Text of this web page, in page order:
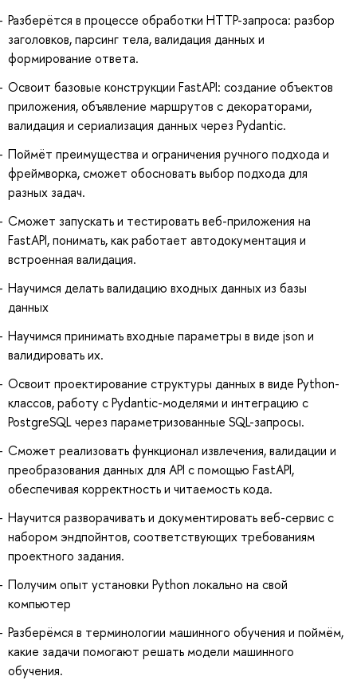
Разберётся в процессе обработки HTTP-запроса: разбор
заголовков, парсинг тела, валидация данных и
формирование ответа.
Освоит базовые конструкции FastAPI: создание объектов
приложения, объявление маршрутов с декораторами,
валидация и сериализация данных через Pydantic.
Поймёт преимущества и ограничения ручного подхода и
фреймворка, сможет обосновать выбор подхода для
разных задач.
Сможет запускать и тестировать веб-приложения на
FastAPI, понимать, как работает автодокументация и
встроенная валидация.
Научимся делать валидацию входных данных из базы
данных
Научимся принимать входные параметры в виде json и
валидировать их.
Освоит проектирование структуры данных в виде Python-
классов, работу с Pydantic-моделями и интеграцию с
PostgreSQL через параметризованные SQL-запросы.
Сможет реализовать функционал извлечения, валидации и
преобразования данных для API с помощью FastAPI,
обеспечивая корректность и читаемость кода.
Научится разворачивать и документировать веб-сервис с
набором эндпойнтов, соответствующих требованиям
проектного задания.
Получим опыт установки Python локально на свой
компьютер
Разберёмся в терминологии машинного обучения и поймём,
какие задачи помогают решать модели машинного
обучения.